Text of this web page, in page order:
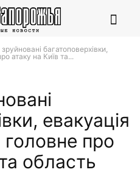
багатоповерхівки,
атаку на Київ та...
евакуація
про
область